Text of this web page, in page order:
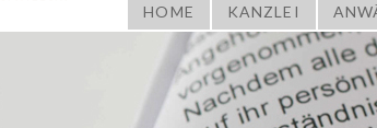
HOME KANZLEI